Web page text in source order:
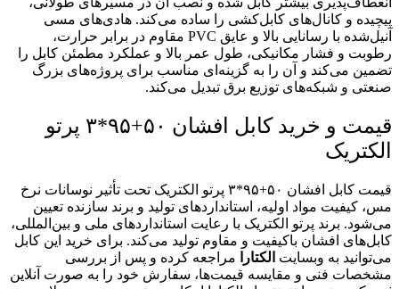
پیچیده و کانال‌های کابل‌کشی را ساده می‌کند. هادی‌های مسی
آنیل‌شده با رسانایی بالا و عایق PVC مقاوم در برابر حرارت،
رطوبت و فشار مکانیکی، طول عمر بالا و عملکرد مطمئن کابل را
تضمین می‌کند و آن را به گزینه‌ای مناسب برای پروژه‌های بزرگ
صنعتی و شبکه‌های توزیع برق تبدیل می‌کند.
قیمت و خرید کابل افشان ۵۰+۹۵*۳ پرتو
الکتریک
قیمت کابل افشان ۵۰+۹۵*۳ پرتو الکتریک تحت تأثیر نوسانات نرخ
مس، کیفیت مواد اولیه، استانداردهای تولید و برند سازنده تعیین
می‌شود. برند پرتو الکتریک با رعایت استانداردهای ملی و بین‌المللی،
کابل‌های افشان باکیفیت و مقاوم تولید می‌کند. برای خرید این کابل
می‌توانید به وبسایت الکتارا
مراجعه کرده و پس از بررسی
مشخصات فنی و مقایسه قیمت‌ها، سفارش خود را به صورت آنلاین